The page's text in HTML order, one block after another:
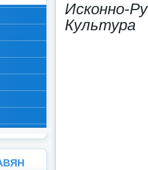
Исконно-
Культура